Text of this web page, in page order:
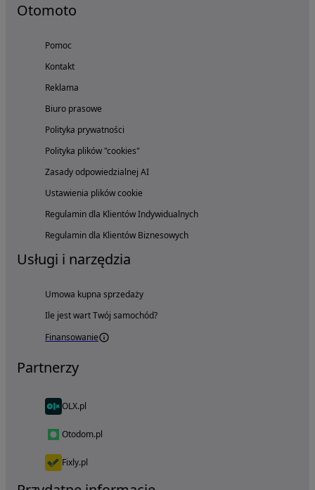
Otomoto
Pomoc
Kontakt
Reklama
Biuro prasowe
Polityka prywatności
Polityka plików "cookies"
Zasady odpowiedzialnej AI
Ustawienia plików cookie
Regulamin dla Klientów Indywidualnych
Regulamin dla Klientów Biznesowych
Usługi i narzędzia
Umowa kupna sprzedaży
Ile jest wart Twój samochód?
Finansowanie
Partnerzy
OLX.pl
Otodom.pl
Fixly.pl